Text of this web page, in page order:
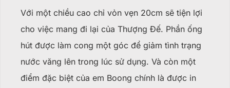
Với một chiều cao chỉ vỏn vẹn 20cm sẽ tiện lợi
cho việc mang đi lại của Thượng Đế. Phần ống
hút được làm cong một góc để giảm tình trạng
nước văng lên trong lúc sử dụng. Và còn một
điểm đặc biệt của em Boong chính là được in